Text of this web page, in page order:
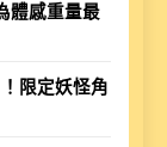
體感重量最
限定妖怪角